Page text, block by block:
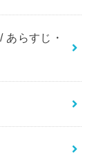
らすじ・